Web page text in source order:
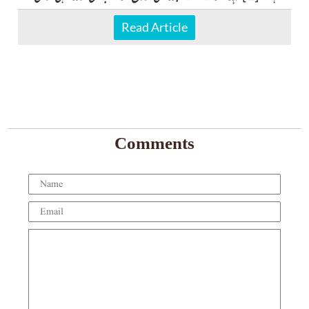
Read Article
Comments